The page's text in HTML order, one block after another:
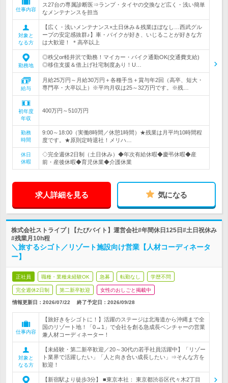
仕事内容
ス27台の専属診断医⇒ランプ・タイヤの交換など広く・浅い簡単
なメンテナンスを担当
対象と
なる方
【広く・浅いメンテナンス×土日休み＆残業ほぼなし…西武グル
ープの安定感抜群♪】車・バイクが好き、いじることが好きな方
は大歓迎！ ＊高卒以上
勤務地
◎秩父or軽井沢で勤務！マイカー・バイク通勤OK(交通費支給)
◎移住支援＆借上げ社宅制度あり！U…
給与
月給25万円～月給30万円＋各種手当＋賞与年2回（高卒、短大・
専門卒・大卒以上）※平均月収は25～32万円です。※残…
初年度
年収
400万円～510万円
勤務
時間
9:00～18:00（実働8時間／休憩1時間）★残業は月平均10時間程
度です。★原則定時退社！メリハ…
休日
休暇
◇完全週休2日制（土日休み）◆年次有給休暇◆慶弔休暇◆産
前・産後休暇◆育児休業◆介護休業
求人詳細を見る 気になる
株式会社ストライプ | 【たびバイト】運営会社#年間休日125日#土日祝休み
#残業月10h程
＼旅するシゴト／リゾート施設向け営業【人材コーディネータ
ー】
正社員 職種・業種未経験OK 急募 転勤なし 学歴不問
完全週休2日制 第二新卒歓迎 女性のおしごと掲載中
情報更新日：2026/07/22 終了予定日： 2026/09/28
仕事内容
【旅好きをシゴトに！】活躍のステージは北海道から沖縄まで全
国のリゾート地！「0→1」で会社を創る急成長ベンチャーの営業
兼人材コーディネーター！
対象と
なる方
【未経験・第二新卒歓迎／20～30代の若手社員活躍中】「リゾー
ト業界で活躍したい」「人と向き合い成長したい」⇒そんな方を
歓迎！
【新宿駅より徒歩3分】 ■東京本社： 東京都渋谷区代々木2丁目